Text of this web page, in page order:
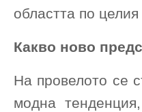
областта по
Какво ново
На провелото се
модна